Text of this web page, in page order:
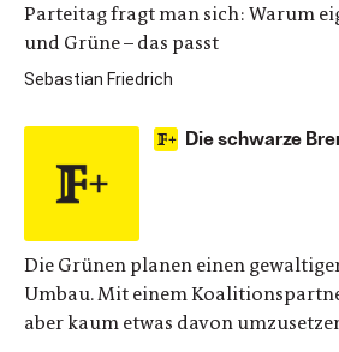
Parteitag fragt man sich: Warum
und Grüne – das passt
Sebastian Friedrich
Die schwarze
Die Grünen planen einen
Umbau. Mit einem
aber kaum etwas davon